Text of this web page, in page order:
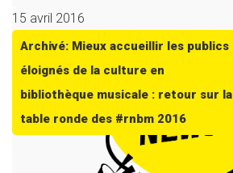
15 avril 2016
Archivé: Mieux accueillir les publics
éloignés de la culture en
bibliothèque musicale : retour sur la
table ronde des #rnbm 2016